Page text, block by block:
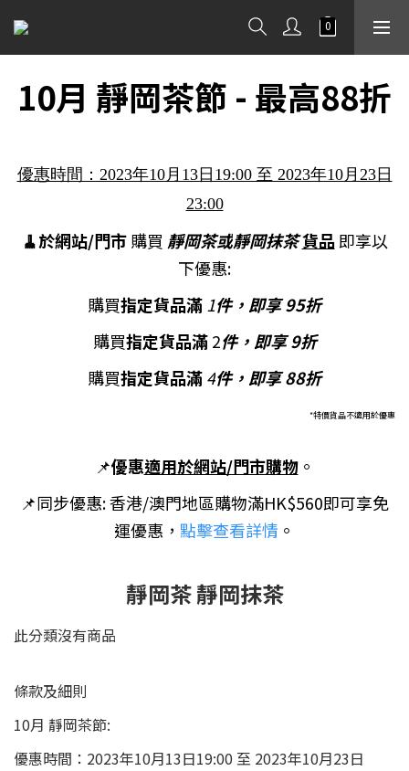
10月 靜岡茶節 - 最高88折
優惠時間：2023年10月13日19:00 至 2023年10月23日
23:00
🧹於網站/門市購買 靜岡茶或靜岡抹茶貨品即享以
下優惠:
購買指定貨品滿1件，即享 95折
購買指定貨品滿2件，即享 9折
購買指定貨品滿4件，即享 88折
*特價貨品不適用於優惠
📌優惠適用於網站/門市購物。
📌同步優惠: 香港/澳門地區購物滿HK$560即可享免
運優惠， 點擊查看詳情 。
靜岡茶 靜岡抹茶
此分類沒有商品
條款及細則
10月 靜岡茶節:
優惠時間：2023年10月13日19:00 至 2023年10月23日